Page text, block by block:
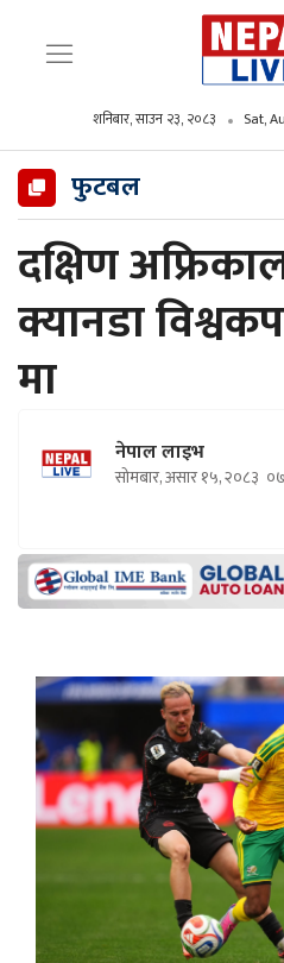
शनिबार, साउन २३, २०८३ Sat,
फुटबल
दक्षिण
क्यानडा
मा
नेपाल लाइभ
सोमबार, असार १५, २०८३